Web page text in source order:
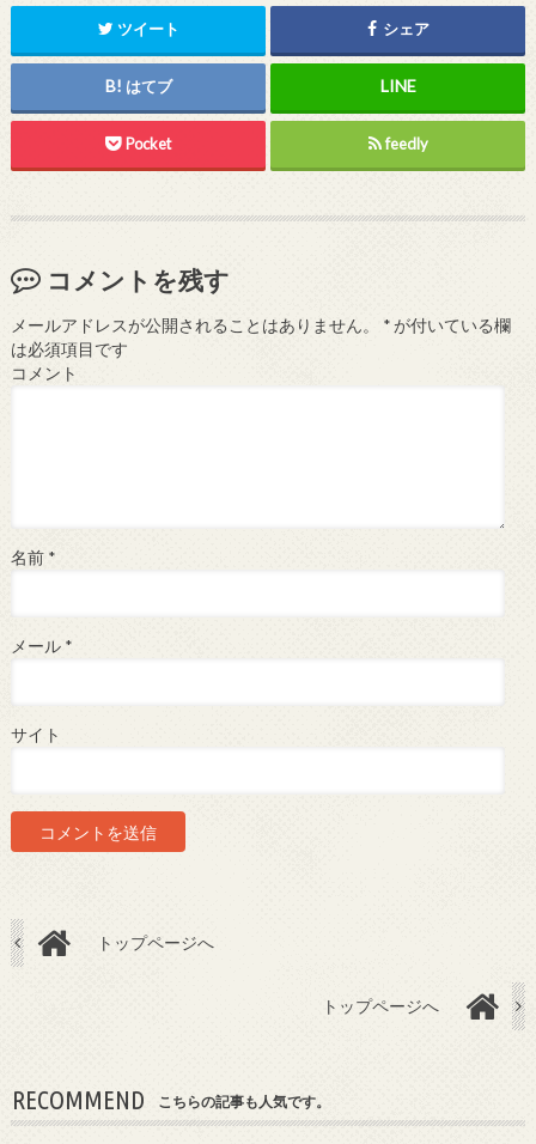
ツイート シェア
はてブ
Pocket feedly
コメントを残す
メールアドレスが公開されることはありません。 *が付いている欄
は必須項目です
コメント
名前 *
メール *
サイト
トップページへ
トップページへ
RECOMMEND こちらの記事も人気です。